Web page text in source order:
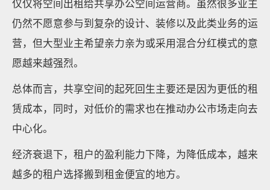
仅仅将空间出租给共享办公空间运营商。虽然很多业主
仍然不愿意参与到复杂的设计、装修以及此类业务的运
营，但大型业主希望亲力亲为或采用混合分红模式的意
愿越来越强烈。
总体而言，共享空间的起死回生主要还是因为更低的租
赁成本，同时，对低价的需求也在推动办公市场走向去
中心化。
经济衰退下，租户的盈利能力下降，为降低成本，越来
越多的租户选择搬到租金便宜的地方。